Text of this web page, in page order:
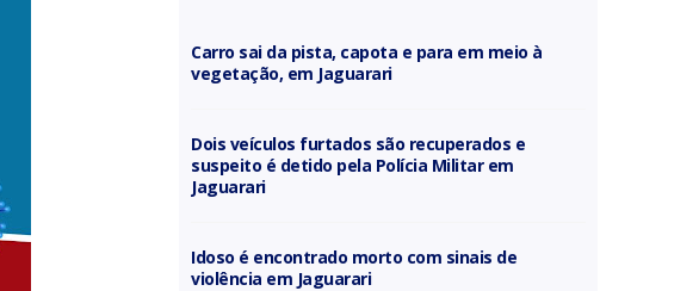
Carro sai da pista, capota e para em meio à
vegetação, em Jaguarari
Dois veículos furtados são recuperados e
suspeito é detido pela Polícia Militar em
Jaguarari
Idoso é encontrado morto com sinais de
violência em Jaguarari